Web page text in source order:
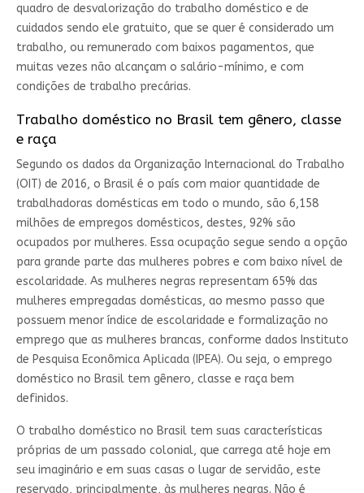
quadro de desvalorização do trabalho doméstico e de
cuidados sendo ele gratuito, que se quer é considerado um
trabalho, ou remunerado com baixos pagamentos, que
muitas vezes não alcançam o salário-mínimo, e com
condições de trabalho precárias.
Trabalho doméstico no Brasil tem gênero, classe
e raça
Segundo os dados da Organização Internacional do Trabalho
(OIT) de 2016, o Brasil é o país com maior quantidade de
trabalhadoras domésticas em todo o mundo, são 6,158
milhões de empregos domésticos, destes, 92% são
ocupados por mulheres. Essa ocupação segue sendo a opção
para grande parte das mulheres pobres e com baixo nível de
escolaridade. As mulheres negras representam 65% das
mulheres empregadas domésticas, ao mesmo passo que
possuem menor índice de escolaridade e formalização no
emprego que as mulheres brancas, conforme dados Instituto
de Pesquisa Econômica Aplicada (IPEA). Ou seja, o emprego
doméstico no Brasil tem gênero, classe e raça bem
definidos.
O trabalho doméstico no Brasil tem suas características
próprias de um passado colonial, que carrega até hoje em
seu imaginário e em suas casas o lugar de servidão, este
reservado, principalmente, às mulheres negras. Não é